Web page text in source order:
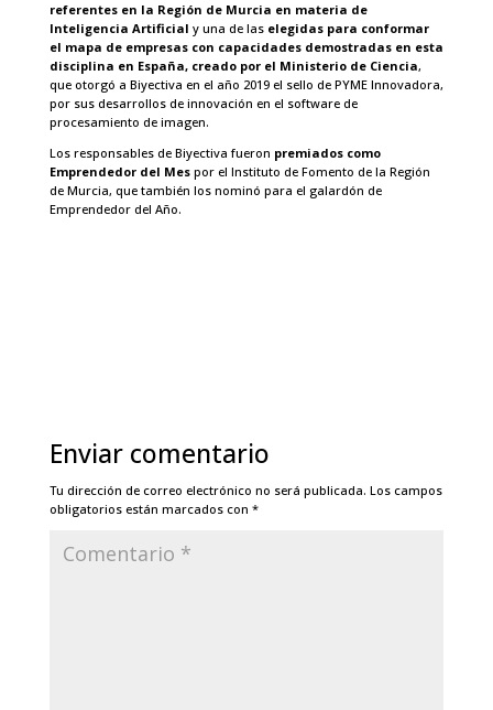
referentes en la Región de Murcia en materia de
Inteligencia Artificial y una de las elegidas para conformar
el mapa de empresas con capacidades demostradas en esta
disciplina en España, creado por el Ministerio de Ciencia,
que otorgó a Biyectiva en el año 2019 el sello de PYME Innovadora,
por sus desarrollos de innovación en el software de
procesamiento de imagen.
Los responsables de Biyectiva fueron premiados como
Emprendedor del Mespor el Instituto de Fomento de la Región
de Murcia, que también los nominó para el galardón de
Emprendedor del Año.
Enviar comentario
Tu dirección de correo electrónico no será publicada. Los campos
obligatorios están marcados con *